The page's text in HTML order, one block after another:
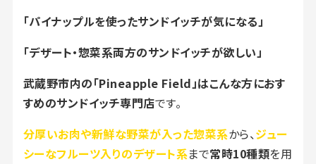
「パイナップルを使ったサンドイッチが気になる」
「デザート・惣菜系両方のサンドイッチが欲しい」
武蔵野市内の「Pineapple Field」はこんな方におす
すめのサンドイッチ専門店です。
分厚いお肉や新鮮な野菜が入った惣菜系から、ジュー
シーなフルーツ入りのデザート系まで常時10種類を用